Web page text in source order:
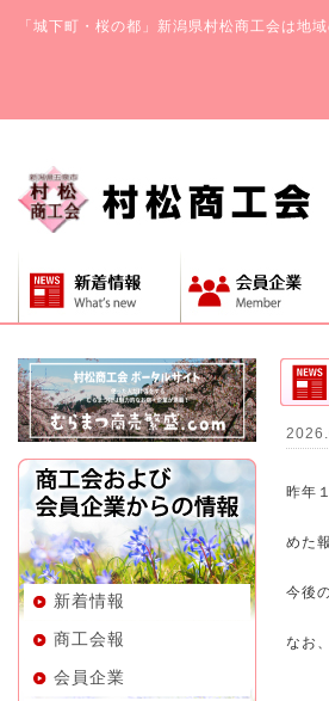
「城下町・桜の都」新潟県村松商工会は地
新着情報
商工会報
会員企業
昨年
めた
今後
なお